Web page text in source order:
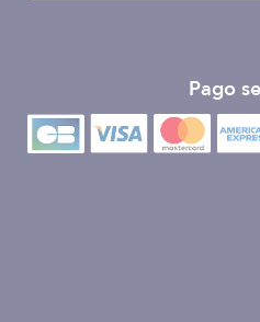
Pago